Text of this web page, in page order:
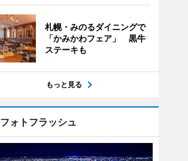
札幌・みのるダイニングで
「かみかわフェア」 黒牛
ステーキも
もっと見る
フォトフラッシュ